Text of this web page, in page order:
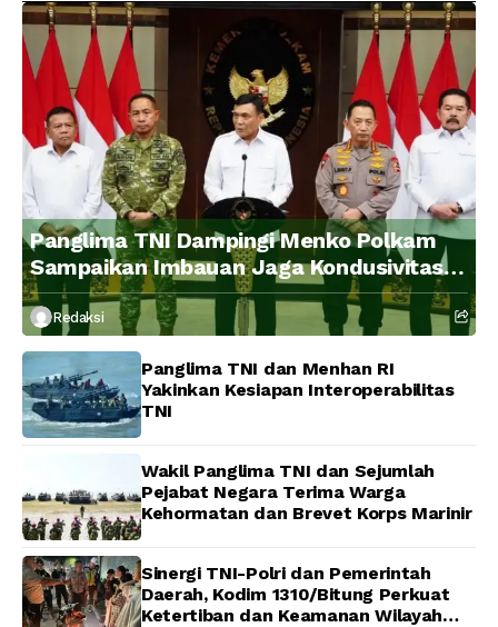
Panglima TNI Dampingi Menko Polkam
Sampaikan Imbauan Jaga Kondusivitas
Bangsa
Redaksi
Panglima TNI dan Menhan RI
Yakinkan Kesiapan Interoperabilitas
TNI
Wakil Panglima TNI dan Sejumlah
Pejabat Negara Terima Warga
Kehormatan dan Brevet Korps Marinir
Sinergi TNI-Polri dan Pemerintah
Daerah, Kodim 1310/Bitung Perkuat
Ketertiban dan Keamanan Wilayah